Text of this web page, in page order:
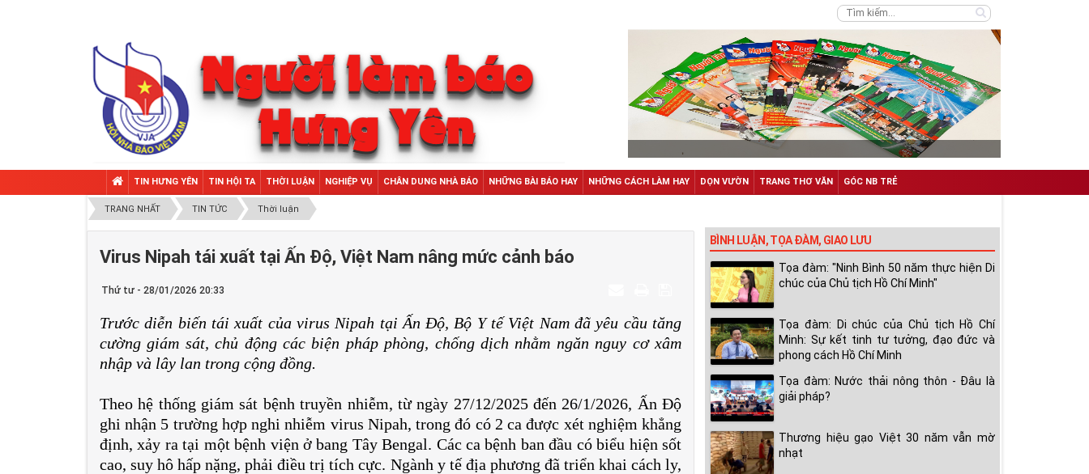
TIN HƯNG YÊN TIN HỘI TA THỜI LUẬN NGHIỆP VỤ CHÂN DUNG NHÀ BÁO NHỮNG BÀI BÁO HAY NHỮNG CÁCH LÀM HAY DỌN VƯỜN TRANG THƠ VĂN GÓC NB TRẺ
TRANG NHẤT TIN TỨC Thời luận
Virus Nipah tái xuất tại Ấn Độ, Việt Nam nâng mức cảnh báo
Thứ tư - 28/01/2026 20:33
Trước diễn biến tái xuất của virus Nipah tại Ấn Độ, Bộ Y tế Việt Nam đã yêu cầu tăng
cường giám sát, chủ động các biện pháp phòng, chống dịch nhằm ngăn nguy cơ xâm
nhập và lây lan trong cộng đồng.
Theo hệ thống giám sát bệnh truyền nhiễm, từ ngày 27/12/2025 đến 26/1/2026, Ấn Độ
ghi nhận 5 trường hợp nghi nhiễm virus Nipah, trong đó có 2 ca được xét nghiệm khẳng
định, xảy ra tại một bệnh viện ở bang Tây Bengal. Các ca bệnh ban đầu có biểu hiện sốt
cao, suy hô hấp nặng, phải điều trị tích cực. Ngành y tế địa phương đã triển khai cách ly,
BÌNH LUẬN, TỌA ĐÀM, GIAO LƯU
Tọa đàm: "Ninh Bình 50 năm thực hiện Di
chúc của Chủ tịch Hồ Chí Minh"
Tọa đàm: Di chúc của Chủ tịch Hồ Chí
Minh: Sự kết tinh tư tưởng, đạo đức và
phong cách Hồ Chí Minh
Tọa đàm: Nước thải nông thôn - Đâu là
giải pháp?
Thương hiệu gạo Việt 30 năm vẫn mờ
nhạt